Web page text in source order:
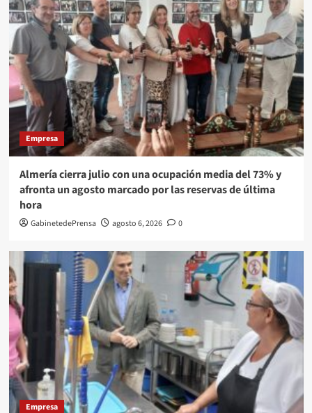
Empresa
Almería cierra julio con una ocupación media del 73% y
afronta un agosto marcado por las reservas de última
hora
GabinetedePrensa agosto 6, 2026 0
Empresa